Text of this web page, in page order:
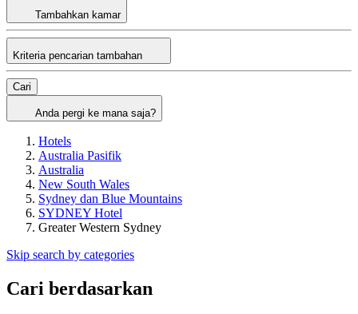
Tambahkan kamar
Kriteria pencarian tambahan
Cari
Anda pergi ke mana saja?
Hotels
Australia Pasifik
Australia
New South Wales
Sydney dan Blue Mountains
SYDNEY Hotel
Greater Western Sydney
Skip search by categories
Cari berdasarkan